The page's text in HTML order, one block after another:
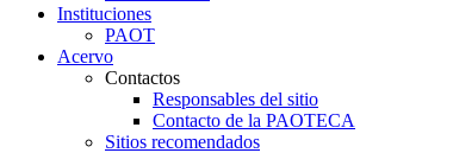
Instituciones
PAOT
Acervo
Contactos
Responsables del sitio
Contacto de la PAOTECA
Sitios recomendados